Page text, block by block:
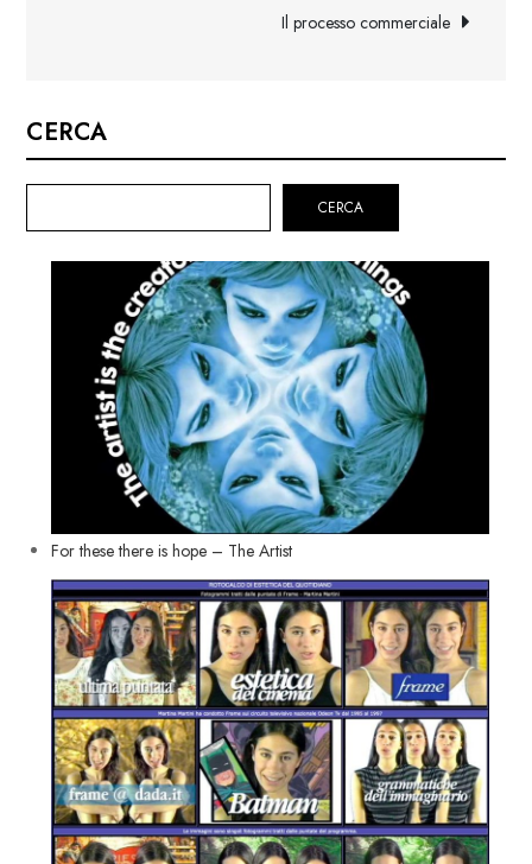
Il processo commerciale
CERCA
CERCA
For these there is hope – The Artist